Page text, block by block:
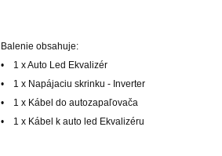
Balenie obsahuje:
• 1 x Auto Led Ekvalizér
• 1 x Napájaciu skrinku - Inverter
• 1 x Kábel do autozapaľovača
• 1 x Kábel k auto led Ekvalizéru